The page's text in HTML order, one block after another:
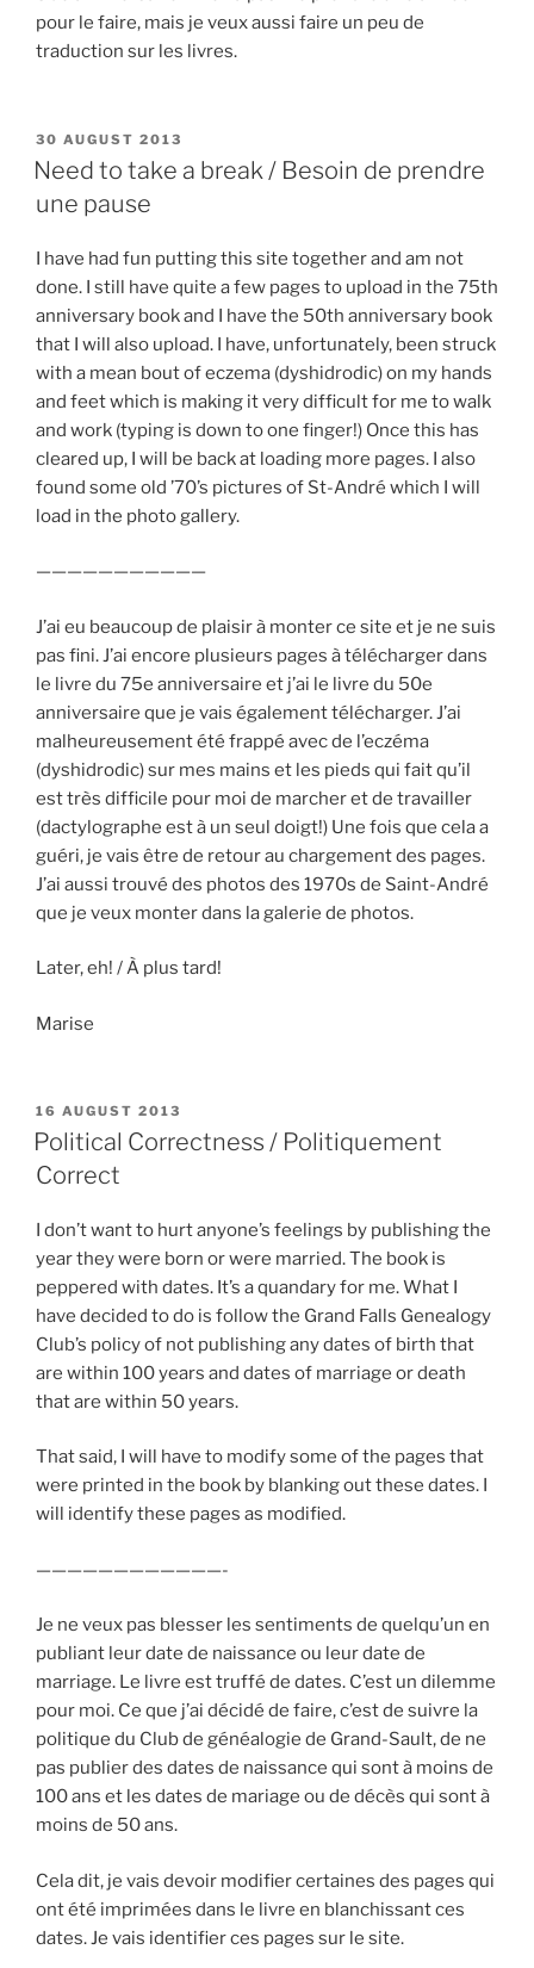
pour le faire, mais je veux aussi faire un peu de
traduction sur les livres.
POSTED
ON
30 AUGUST 2013
Need to take a break / Besoin de prendre
une pause
I have had fun putting this site together and am not
done. I still have quite a few pages to upload in the 75th
anniversary book and I have the 50th anniversary book
that I will also upload. I have, unfortunately, been struck
with a mean bout of eczema (dyshidrodic) on my hands
and feet which is making it very difficult for me to walk
and work (typing is down to one finger!) Once this has
cleared up, I will be back at loading more pages. I also
found some old ’70’s pictures of St-André which I will
load in the photo gallery.
———————————
J’ai eu beaucoup de plaisir à monter ce site et je ne suis
pas fini. J’ai encore plusieurs pages à télécharger dans
le livre du 75e anniversaire et j’ai le livre du 50e
anniversaire que je vais également télécharger. J’ai
malheureusement été frappé avec de l’eczéma
(dyshidrodic) sur mes mains et les pieds qui fait qu’il
est très difficile pour moi de marcher et de travailler
(dactylographe est à un seul doigt!) Une fois que cela a
guéri, je vais être de retour au chargement des pages.
J’ai aussi trouvé des photos des 1970s de Saint-André
que je veux monter dans la galerie de photos.
Later, eh! / À plus tard!
Marise
POSTED
ON
16 AUGUST 2013
Political Correctness / Politiquement
Correct
I don’t want to hurt anyone’s feelings by publishing the
year they were born or were married. The book is
peppered with dates. It’s a quandary for me. What I
have decided to do is follow the Grand Falls Genealogy
Club’s policy of not publishing any dates of birth that
are within 100 years and dates of marriage or death
that are within 50 years.
That said, I will have to modify some of the pages that
were printed in the book by blanking out these dates. I
will identify these pages as modified.
————————————-
Je ne veux pas blesser les sentiments de quelqu’un en
publiant leur date de naissance ou leur date de
marriage. Le livre est truffé de dates. C’est un dilemme
pour moi. Ce que j’ai décidé de faire, c’est de suivre la
politique du Club de généalogie de Grand-Sault, de ne
pas publier des dates de naissance qui sont à moins de
100 ans et les dates de mariage ou de décès qui sont à
moins de 50 ans.
Cela dit, je vais devoir modifier certaines des pages qui
ont été imprimées dans le livre en blanchissant ces
dates. Je vais identifier ces pages sur le site.